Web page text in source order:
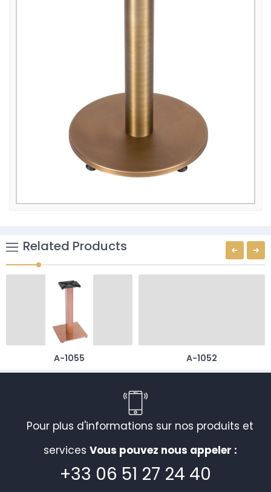
Related Products
A-1055 A-1052
Pour plus d'informations sur nos produits et
services Vous pouvez nous appeler :
+33 06 51 27 24 40